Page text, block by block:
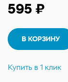
595 ₽
В КОРЗИНУ
Купить в 1 клик